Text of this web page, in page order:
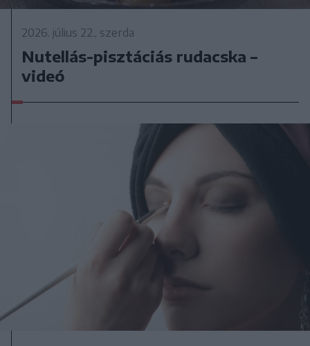
2026. július 22., szerda
Nutellás-pisztáciás rudacska –
videó